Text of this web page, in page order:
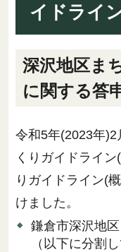
イドライ
深沢地区ま
に関する答
令和5年(2023年
くりガイドライ
りガイドライン(
けました。
鎌倉市深沢地
（以下に分割